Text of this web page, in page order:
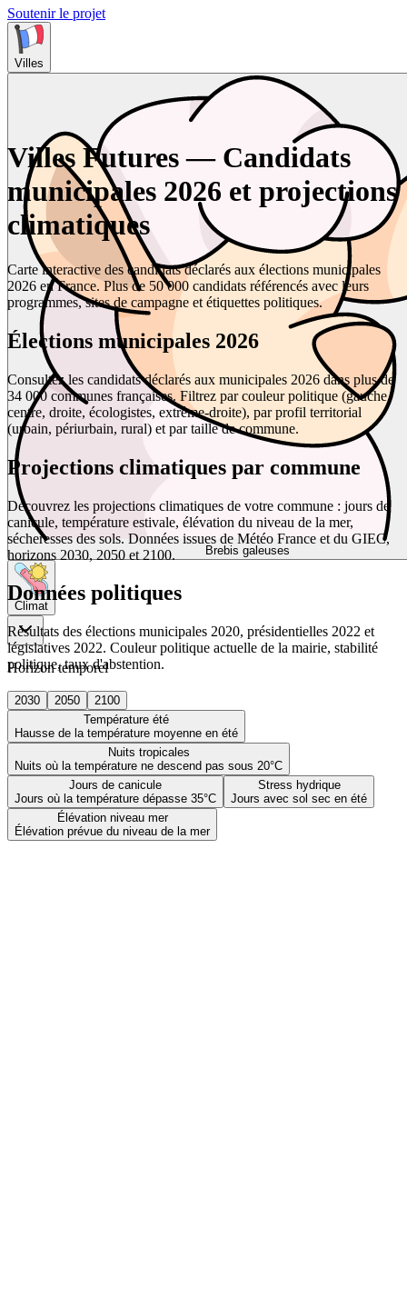
Soutenir le projet
Villes
Brebis galeuses
Climat
Horizon temporel
2030 2050
2100
Température été
Hausse de la température moyenne en été
Nuits tropicales
Nuits où la température ne descend pas sous 20°C
Jours de canicule
Jours où la température dépasse 35°C
Stress hydrique
Jours avec sol sec en été
Élévation niveau mer
Élévation prévue du niveau de la mer
Villes Futures — Candidats
municipales 2026 et projections
climatiques
Carte interactive des candidats déclarés aux élections municipales
2026 en France. Plus de 50 000 candidats référencés avec leurs
programmes, sites de campagne et étiquettes politiques.
Élections municipales 2026
Consultez les candidats déclarés aux municipales 2026 dans plus de
34 000 communes françaises. Filtrez par couleur politique (gauche,
centre, droite, écologistes, extrême-droite), par profil territorial
(urbain, périurbain, rural) et par taille de commune.
Projections climatiques par commune
Découvrez les projections climatiques de votre commune : jours de
canicule, température estivale, élévation du niveau de la mer,
sécheresses des sols. Données issues de Météo France et du GIEC,
horizons 2030, 2050 et 2100.
Données politiques
Résultats des élections municipales 2020, présidentielles 2022 et
législatives 2022. Couleur politique actuelle de la mairie, stabilité
politique, taux d'abstention.